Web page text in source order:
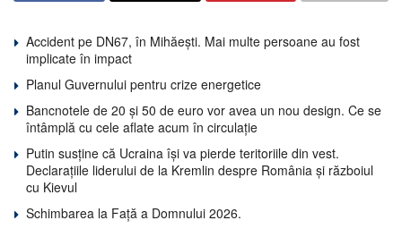
Accident pe DN67, în Mihăești. Mai multe persoane au fost
implicate în impact
Planul Guvernului pentru crize energetice
Bancnotele de 20 și 50 de euro vor avea un nou design. Ce se
întâmplă cu cele aflate acum în circulație
Putin susține că Ucraina își va pierde teritoriile din vest.
Declarațiile liderului de la Kremlin despre România și războiul
cu Kievul
Schimbarea la Față a Domnului 2026.